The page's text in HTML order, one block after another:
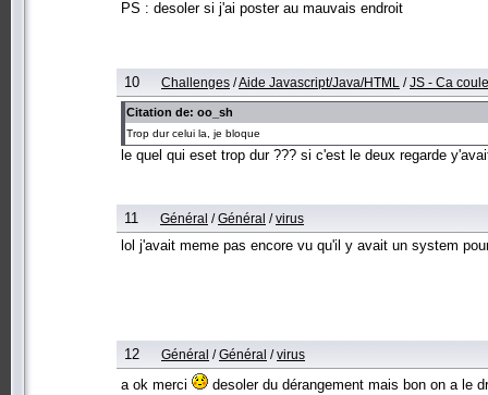
PS : desoler si j'ai poster au mauvais endroit
10 Challenges /Aide Javascript/Java/HTML /JS - Ca
Citation de: oo_sh
Trop dur celui la, je bloque
le quel qui eset trop dur ??? si c'est le deux regarde
11 Général /Général /virus
lol j'avait meme pas encore vu qu'il y avait un system
12 Général /Général /virus
a ok merci desoler du dérangement mais bon on a le